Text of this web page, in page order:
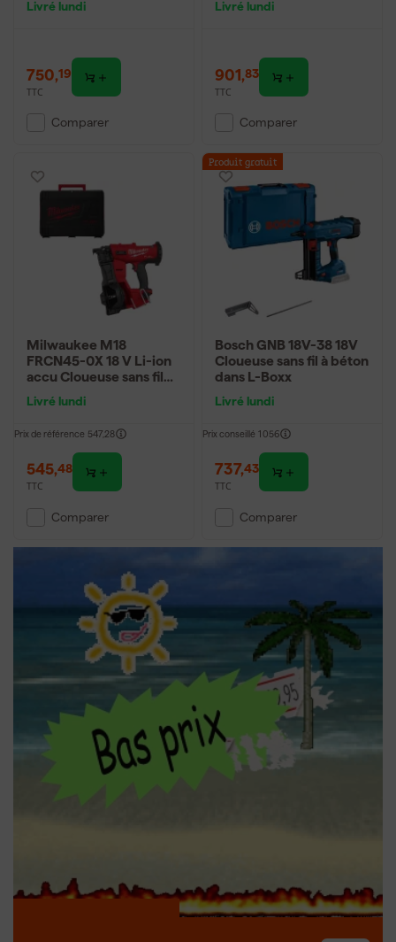
mallette - 2,9-3,32mm -
Livré lundi
750,19
TTC
Comparer
mm
Livré lundi
901,83
TTC
Comparer
Milwaukee M18
FRCN45-0X 18 V Li-ion
accu Cloueuse sans fil
Livré lundi
Prix de référence 547,28
545,48
TTC
Comparer
Produit gratuit
Bosch GNB 18V-38 18V
Cloueuse sans fil à béton
dans L-Boxx
Livré lundi
Prix conseillé 1 056
737,43
TTC
Comparer